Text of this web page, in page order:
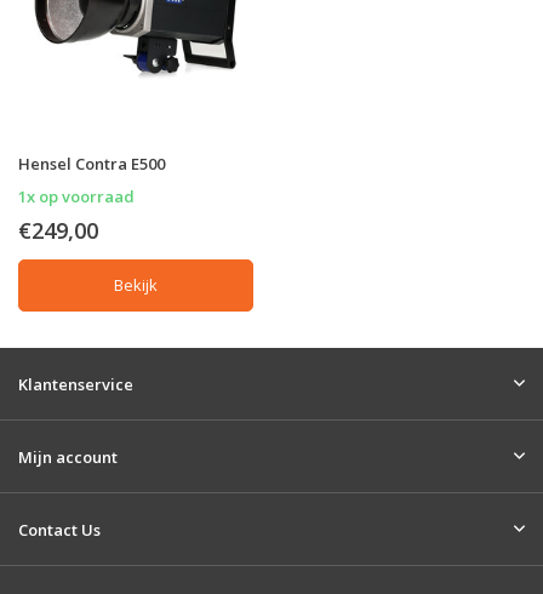
Hensel Contra E500
1x op voorraad
€249,00
Bekijk
Klantenservice
Mijn account
Contact Us